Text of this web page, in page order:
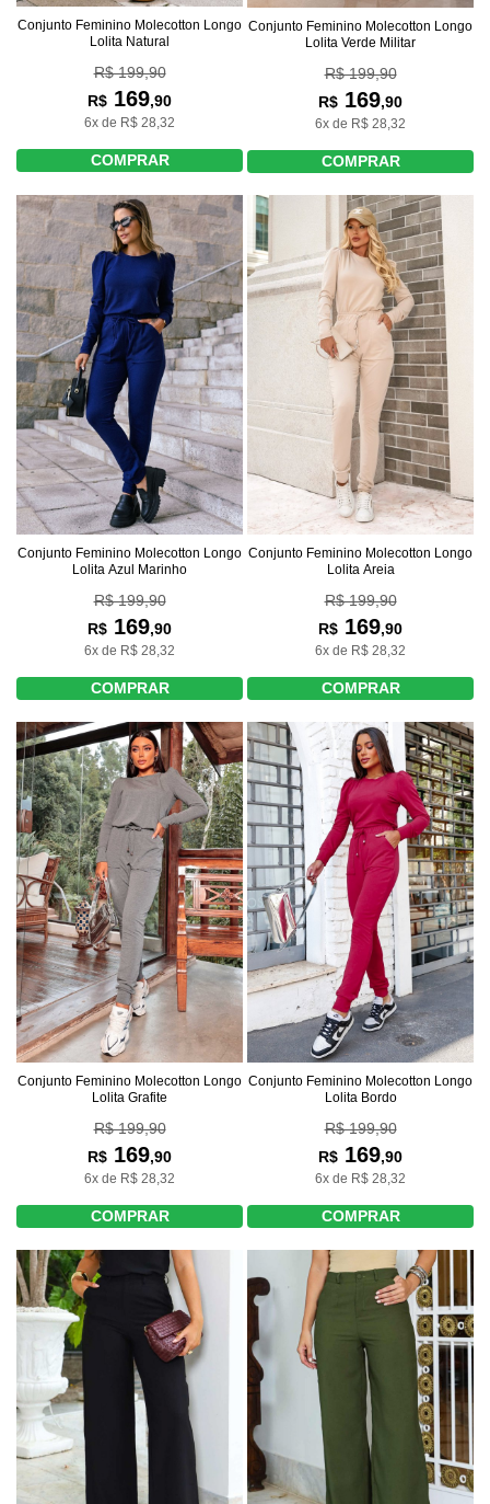
Conjunto Feminino Molecotton Longo
Lolita Natural
R$ 199,90
R$ 169,90
6x de R$ 28,32
COMPRAR
Conjunto Feminino Molecotton Longo
Lolita Verde Militar
R$ 199,90
R$ 169,90
6x de R$ 28,32
COMPRAR
Conjunto Feminino Molecotton Longo
Lolita Azul Marinho
R$ 199,90
R$ 169,90
6x de R$ 28,32
COMPRAR
Conjunto Feminino Molecotton Longo
Lolita Areia
R$ 199,90
R$ 169,90
6x de R$ 28,32
COMPRAR
Conjunto Feminino Molecotton Longo
Lolita Grafite
R$ 199,90
R$ 169,90
6x de R$ 28,32
COMPRAR
Conjunto Feminino Molecotton Longo
Lolita Bordo
R$ 199,90
R$ 169,90
6x de R$ 28,32
COMPRAR